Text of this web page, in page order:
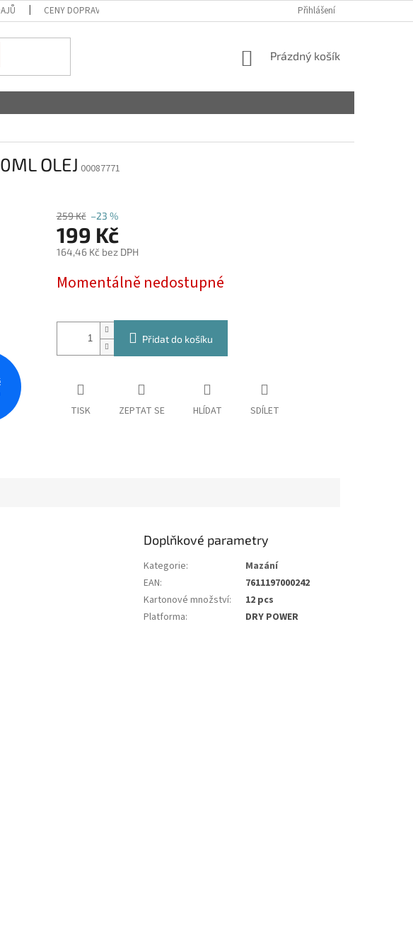
CENY DOPRAVY Přihlášení
NÁKUPNÍ
Prázdný košík
OLEJ 00087771
259 Kč –23 %
199 Kč
164,46 Kč bez DPH
cena:
Momentálně nedostupné
Přidat do košíku
TISK ZEPTAT SE HLÍDAT SDÍLET
Doplňkové parametry
Kategorie:
Mazání
EAN:
7611197000242
Kartonové množství:
12 pcs
Platforma: DRY POWER